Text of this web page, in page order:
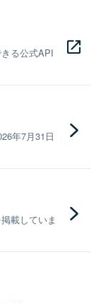
る公式API
年7月31日
載していま